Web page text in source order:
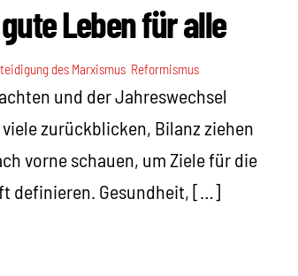
Leben für alle
des Marxismus, Reformismus
und der Jahreswechsel
zurückblicken, Bilanz ziehen
vorne schauen, um Ziele für die
definieren. Gesundheit, […]